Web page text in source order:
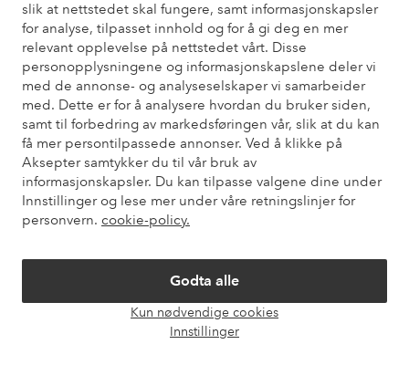
slik at nettstedet skal fungere, samt informasjonskapsler
for analyse, tilpasset innhold og for å gi deg en mer
relevant opplevelse på nettstedet vårt. Disse
personopplysningene og informasjonskapslene deler vi
med de annonse- og analyseselskaper vi samarbeider
med. Dette er for å analysere hvordan du bruker siden,
samt til forbedring av markedsføringen vår, slik at du kan
få mer persontilpassede annonser. Ved å klikke på
Aksepter samtykker du til vår bruk av
informasjonskapsler. Du kan tilpasse valgene dine under
Innstillinger og lese mer under våre retningslinjer for
personvern. cookie-policy.
Godta alle
Kun nødvendige cookies
Innstillinger
Trenger du hjelp?
Du finner svar på de vanligste spørsmålene i vår FAQ. Du finner
også informasjon om hvordan du kan kontakte oss.
Kundeservice Betalingsmåte
Mine sider
Om Ellos